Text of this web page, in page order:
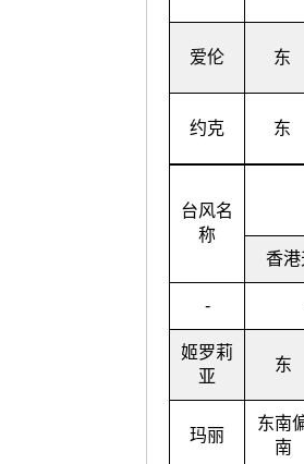
爱伦 东
约克 东
台风名
称
香
-
姬罗莉
亚
东
玛丽
东南
南